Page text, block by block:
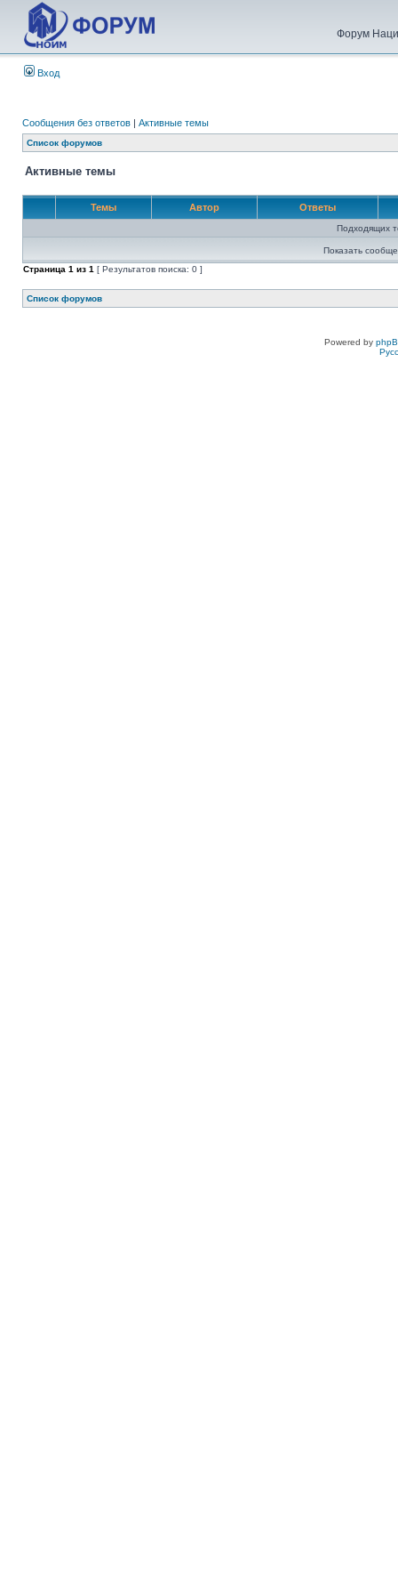
Форум
Вход
Сообщения без ответов | Активные темы
Список форумов
Активные темы
Темы Автор Ответы
Подходящих
Показать
Страница 1 из 1 [ Результатов поиска: 0 ]
Список форумов
Powered by